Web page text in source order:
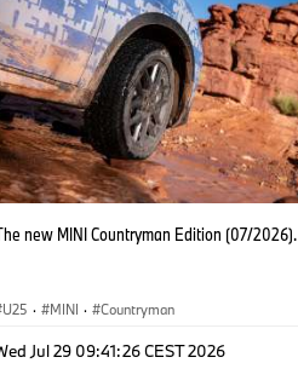
new MINI Countryman Edition (07/2026).
U25 · MINI · Countryman
Jul 29 09:41:26 CEST 2026